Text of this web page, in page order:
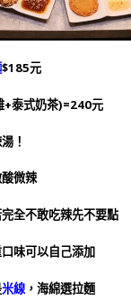
$185元
+泰式奶茶)=240元
！
微辣
全不敢吃辣先不要點
味可以自己添加
米線 ，海綿選拉麵